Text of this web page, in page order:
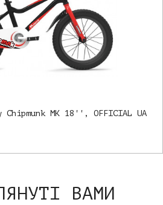
Chipmunk MK 18'', OFFICIAL UA
ВАМИ